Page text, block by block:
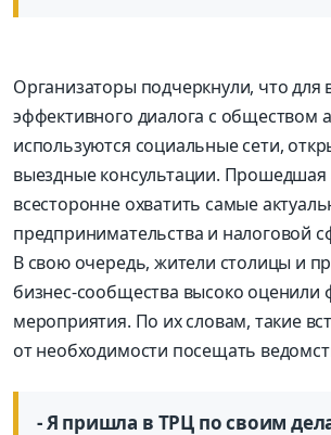
Организаторы подчеркнули, что для
эффективного диалога с обществом
используются социальные сети,
выездные консультации. Прошедшая
всесторонне охватить самые
предпринимательства и налоговой
В свою очередь, жители столицы и
бизнес-сообщества высоко оценили
мероприятия. По их словам, такие
от необходимости посещать
- Я пришла в ТРЦ по своим